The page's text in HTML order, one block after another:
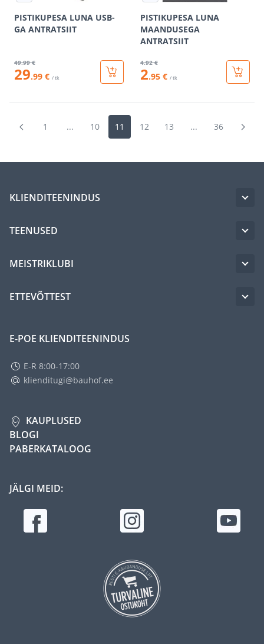
PISTIKUPESA LUNA USB-
GA ANTRATSIIT
49.99 €
29.99 € / tk
PISTIKUPESA LUNA
MAANDUSEGA
ANTRATSIIT
4.92 €
2.95 € / tk
1 ... 10 11 12 13 ... 36
KLIENDITEENINDUS
TEENUSED
MEISTRIKLUBI
ETTEVÕTTEST
E-POE KLIENDITEENINDUS
E-R 8:00-17:00
klienditugi@bauhof.ee
KAUPLUSED
BLOGI
PABERKATALOOG
JÄLGI MEID: